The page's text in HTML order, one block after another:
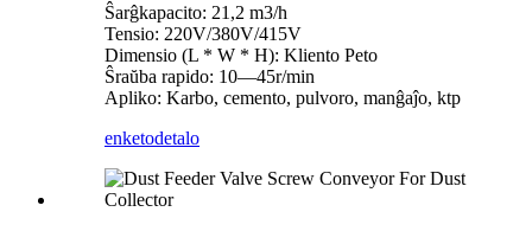
Ŝarĝkapacito: 21,2 m3/h
Tensio: 220V/380V/415V
Dimensio (L * W * H): Kliento Peto
Ŝraŭba rapido: 10—45r/min
Apliko: Karbo, cemento, pulvoro, manĝaĵo, ktp
enketodetalo